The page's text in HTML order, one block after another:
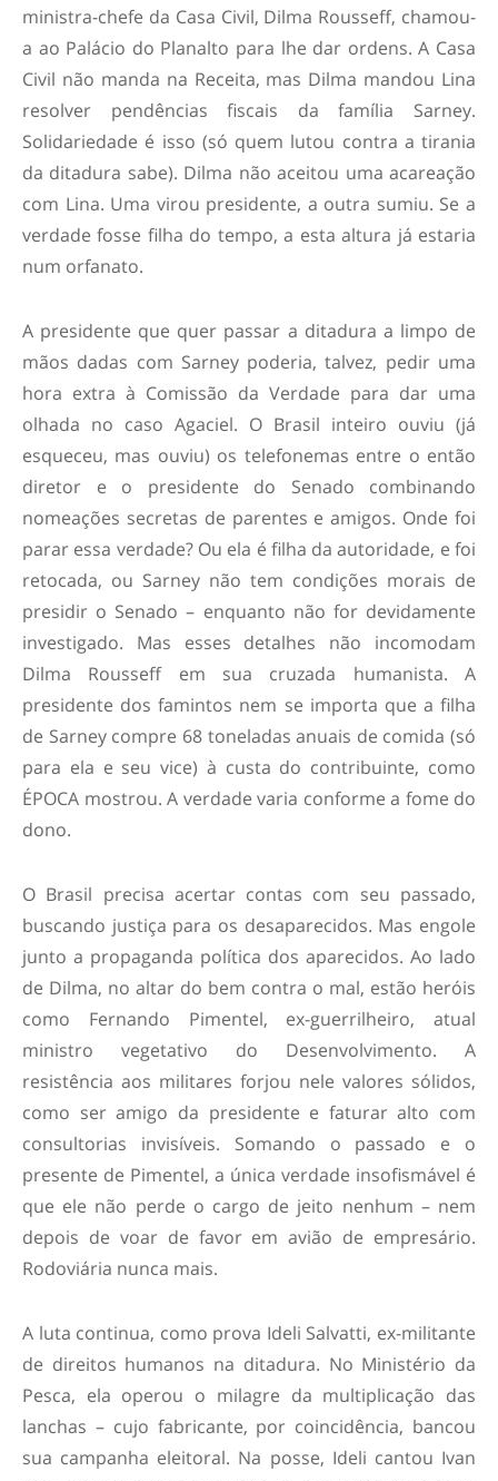
ministra-chefe da Casa Civil, Dilma Rousseff, chamou-
a ao Palácio do Planalto para lhe dar ordens. A Casa
Civil não manda na Receita, mas Dilma mandou Lina
resolver pendências fiscais da família Sarney.
Solidariedade é isso (só quem lutou contra a tirania
da ditadura sabe). Dilma não aceitou uma acareação
com Lina. Uma virou presidente, a outra sumiu. Se a
verdade fosse filha do tempo, a esta altura já estaria
num orfanato.
A presidente que quer passar a ditadura a limpo de
mãos dadas com Sarney poderia, talvez, pedir uma
hora extra à Comissão da Verdade para dar uma
olhada no caso Agaciel. O Brasil inteiro ouviu (já
esqueceu, mas ouviu) os telefonemas entre o então
diretor e o presidente do Senado combinando
nomeações secretas de parentes e amigos. Onde foi
parar essa verdade? Ou ela é filha da autoridade, e foi
retocada, ou Sarney não tem condições morais de
presidir o Senado – enquanto não for devidamente
investigado. Mas esses detalhes não incomodam
Dilma Rousseff em sua cruzada humanista. A
presidente dos famintos nem se importa que a filha
de Sarney compre 68 toneladas anuais de comida (só
para ela e seu vice) à custa do contribuinte, como
ÉPOCA mostrou. A verdade varia conforme a fome do
dono.
O Brasil precisa acertar contas com seu passado,
buscando justiça para os desaparecidos. Mas engole
junto a propaganda política dos aparecidos. Ao lado
de Dilma, no altar do bem contra o mal, estão heróis
como Fernando Pimentel, ex-guerrilheiro, atual
ministro vegetativo do Desenvolvimento. A
resistência aos militares forjou nele valores sólidos,
como ser amigo da presidente e faturar alto com
consultorias invisíveis. Somando o passado e o
presente de Pimentel, a única verdade insofismável é
que ele não perde o cargo de jeito nenhum – nem
depois de voar de favor em avião de empresário.
Rodoviária nunca mais.
A luta continua, como prova Ideli Salvatti, ex-militante
de direitos humanos na ditadura. No Ministério da
Pesca, ela operou o milagre da multiplicação das
lanchas – cujo fabricante, por coincidência, bancou
sua campanha eleitoral. Na posse, Ideli cantou Ivan